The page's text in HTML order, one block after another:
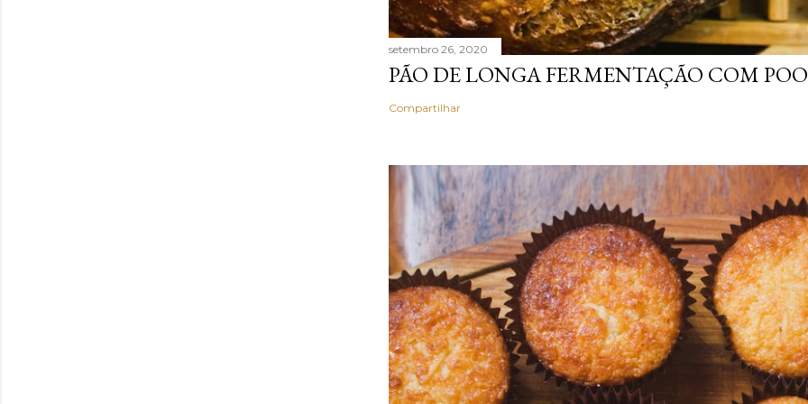
setembro 26, 2020
PÃO DE LONGA FERMENTAÇÃO COM
Compartilhar